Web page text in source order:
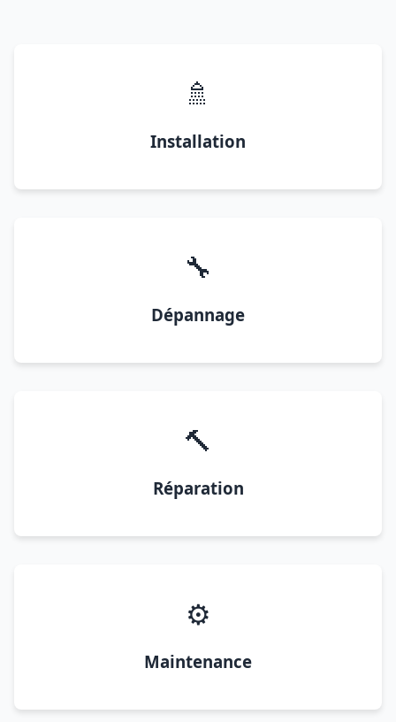
🚿
Installation
🔧
Dépannage
🔨
Réparation
⚙️
Maintenance